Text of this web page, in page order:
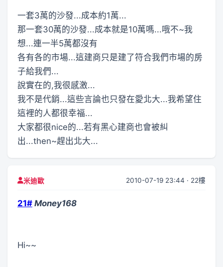
一套3萬的沙發...成本約1萬...
那一套30萬的沙發...成本就是10萬嗎...哦不~我
想...連一半5萬都沒有
各有各的市場...這建商只是建了符合我們市場的房
子給我們...
說實在的,我很感激...
我不是代銷...這些言論也只發在愛北大...我希望住
這裡的人都很幸福...
大家都很nice的...若有黑心建商也會被糾
出...then~趕出北大...
米迪歐 2010-07-19 23:44 · 22樓
21# Money168
Hi~~